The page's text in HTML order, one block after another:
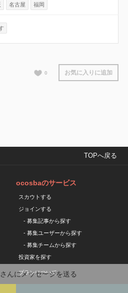
名古屋 福岡
0 お気に入りに追加
さんにメッセージを送る
TOPへ戻る
ocosbaのサービス
スカウトする
ジョインする
- 募集記事から探す
- 募集ユーザーから探す
- 募集チームから探す
投資家を探す
プランについて